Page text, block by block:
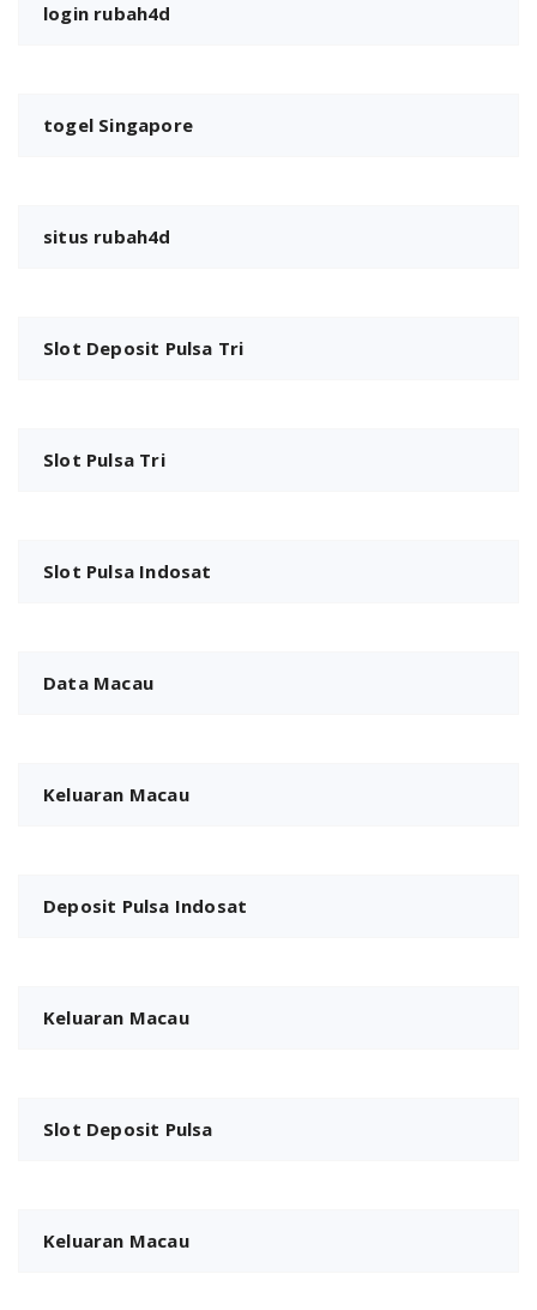
login rubah4d
togel Singapore
situs rubah4d
Slot Deposit Pulsa Tri
Slot Pulsa Tri
Slot Pulsa Indosat
Data Macau
Keluaran Macau
Deposit Pulsa Indosat
Keluaran Macau
Slot Deposit Pulsa
Keluaran Macau